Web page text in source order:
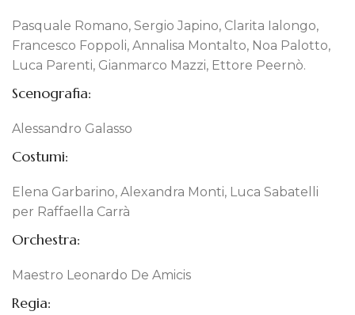
Pasquale Romano, Sergio Japino, Clarita Ialongo,
Francesco Foppoli, Annalisa Montalto, Noa Palotto,
Luca Parenti, Gianmarco Mazzi, Ettore Peernò.
Scenografia:
Alessandro Galasso
Costumi:
Elena Garbarino, Alexandra Monti, Luca Sabatelli
per Raffaella Carrà
Orchestra:
Maestro Leonardo De Amicis
Regia: